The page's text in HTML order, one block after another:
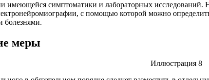
имеющейся симптоматики и лабораторных исследований.
с помощью которой можно
болезнями.
меры